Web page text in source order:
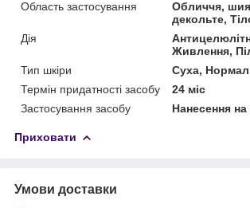
Область застосування
Обличчя,
декольте,
Дія
Живлення,
Тип шкіри
Суха,
Термін придатності засобу
24 міс
Застосування засобу
Нанесення
Приховати
Умови доставки